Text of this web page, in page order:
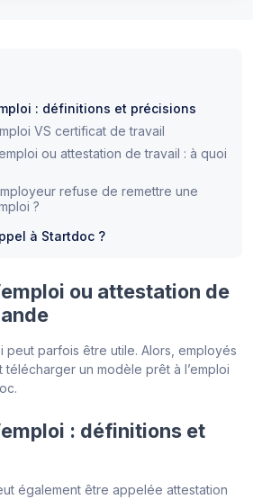
: définitions et précisions
VS certificat de travail
ou attestation de travail : à quoi
refuse de remettre une
?
à Startdoc ?
ou attestation de
peut parfois être utile. Alors, employés
un modèle prêt à l’emploi
: définitions et
également être appelée attestation